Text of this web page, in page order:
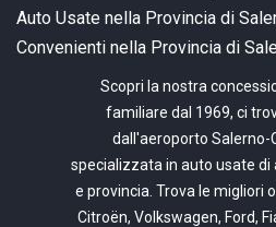
Auto Usate nella Provincia di
Convenienti nella Provincia di
Scopri la nostra
familiare dal 1969, ci
dall'aeroporto Salerno-
specializzata in auto usate di
e provincia. Trova le migliori
Citroën, Volkswagen, Ford,